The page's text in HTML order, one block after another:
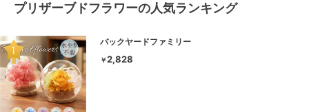
プリザーブドフラワーの人気ランキング
バックヤードファミリー
￥2,828